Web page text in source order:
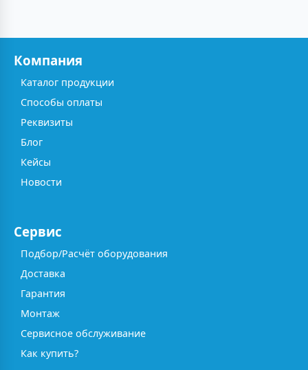
Компания
Каталог продукции
Способы оплаты
Реквизиты
Блог
Кейсы
Новости
Сервис
Подбор/Расчёт оборудования
Доставка
Гарантия
Монтаж
Сервисное обслуживание
Как купить?